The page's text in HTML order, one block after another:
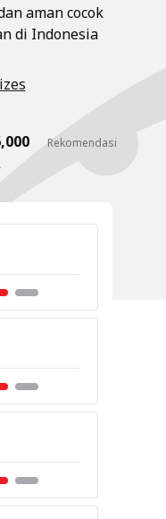
aman cocok
di Indonesia
Rekomendasi